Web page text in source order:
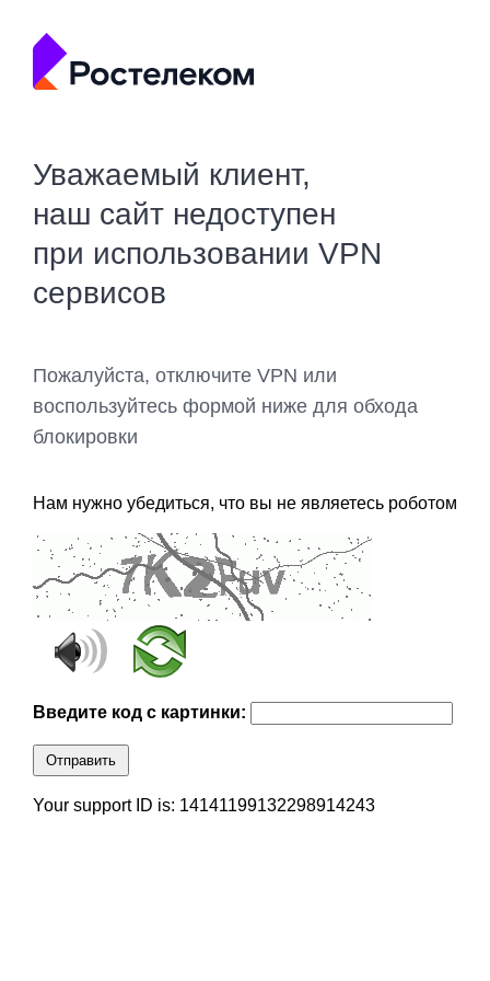
Уважаемый клиент,
наш сайт недоступен
при использовании VPN
сервисов
Пожалуйста, отключите VPN или
воспользуйтесь формой ниже для обхода
блокировки
Нам нужно убедиться, что вы не являетесь роботом
Введите код с картинки:
Отправить
Your support ID is: 14141199132298914243